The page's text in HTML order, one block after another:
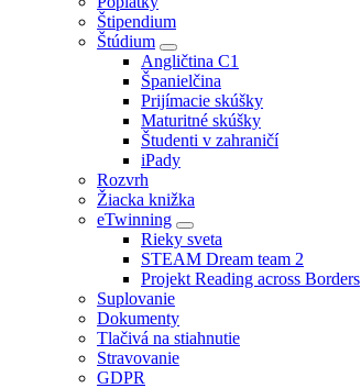
Štipendium
Štúdium
Angličtina C1
Španielčina
Prijímacie skúšky
Maturitné skúšky
Študenti v zahraničí
iPady
Rozvrh
Žiacka knižka
eTwinning
Rieky sveta
STEAM Dream team 2
Projekt Reading across Borders
Suplovanie
Dokumenty
Tlačivá na stiahnutie
Stravovanie
GDPR